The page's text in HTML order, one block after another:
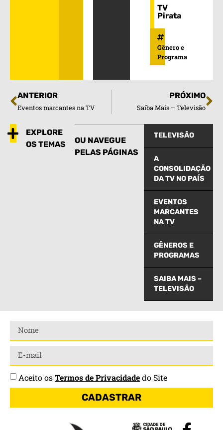
EXPLORE
OS TEMAS
OU NAVEGUE
PELAS PÁGINAS
TELEVISÃO
A
CONSOLIDAÇÃO
DA TV NO PAÍS
EVENTOS
MARCANTES
NA TV
GÊNEROS E
PROGRAMAS
SAIBA MAIS –
TELEVISÃO
TV
Pirata
Gênero e
Programa
ANTERIOR
Eventos marcantes na TV
PRÓXIMO
Saiba Mais – Televisão
Aceito osTermos de Privacidadedo Site
CADASTRAR